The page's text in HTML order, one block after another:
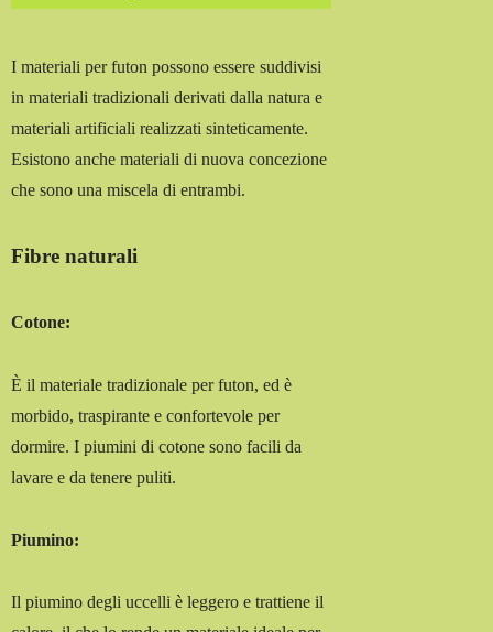
I materiali per futon possono essere suddivisi
in materiali tradizionali derivati ​​dalla natura e
materiali artificiali realizzati sinteticamente.
Esistono anche materiali di nuova concezione
che sono una miscela di entrambi.
Fibre naturali
Cotone:
È il materiale tradizionale per futon, ed è
morbido, traspirante e confortevole per
dormire. I piumini di cotone sono facili da
lavare e da tenere puliti.
Piumino:
Il piumino degli uccelli è leggero e trattiene il